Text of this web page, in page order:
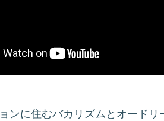
ンに住むバカリズムとオード